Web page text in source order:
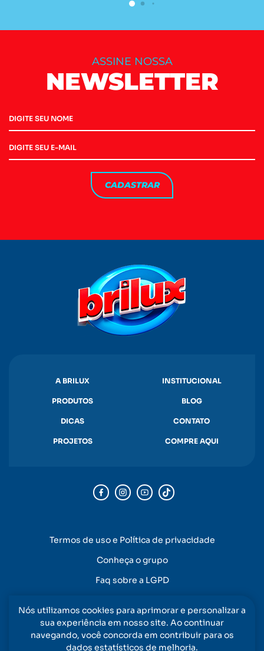
ASSINE NOSSA
NEWSLETTER
CADASTRAR
A BRILUX
PRODUTOS
DICAS
PROJETOS
INSTITUCIONAL
BLOG
CONTATO
COMPRE AQUI
Termos de uso e Política de privacidade
Conheça o grupo
Faq sobre a LGPD
Nós utilizamos cookies para aprimorar e personalizar a
sua experiência em nosso site. Ao continuar
navegando, você concorda em contribuir para os
dados estatísticos de melhoria.